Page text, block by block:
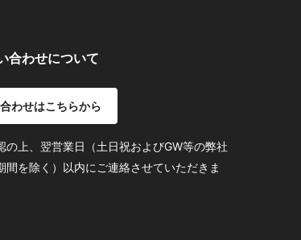
合わせについて
わせはこちらから
の上、翌営業日（土日祝およびGW等の弊社
間を除く）以内にご連絡させていただきま